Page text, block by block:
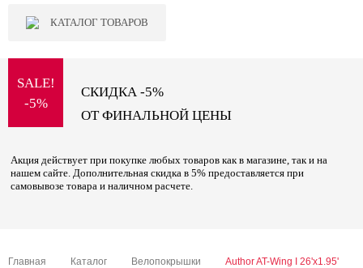
КАТАЛОГ ТОВАРОВ
SALE!
-5%
СКИДКА -5%
ОТ ФИНАЛЬНОЙ ЦЕНЫ
Акция действует при покупке любых товаров как в магазине, так и на
нашем сайте. Дополнительная скидка в 5% предоставляется при
самовывозе товара и наличном расчете.
Главная Каталог Велопокрышки Author AT-Wing I 26'x1.95'